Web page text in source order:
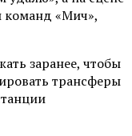
команд «Мич»,
заранее, чтобы
трансферы